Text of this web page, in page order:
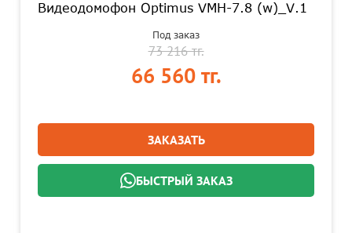
Видеодомофон Optimus VMH-7.8 (w)_V.1
Под заказ
73 216 тг.
66 560 тг.
ЗАКАЗАТЬ
БЫСТРЫЙ ЗАКАЗ